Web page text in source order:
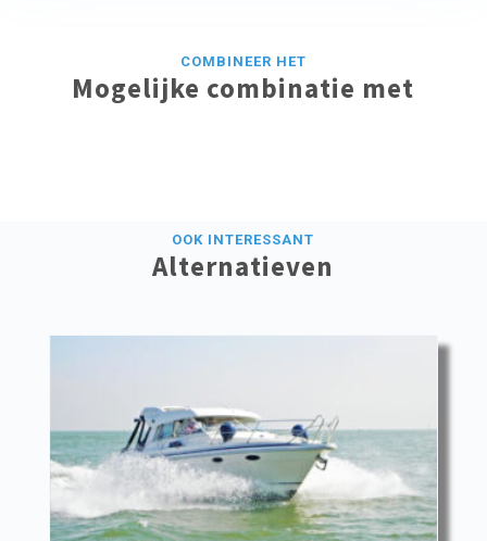
COMBINEER HET
Mogelijke combinatie met
OOK INTERESSANT
Alternatieven